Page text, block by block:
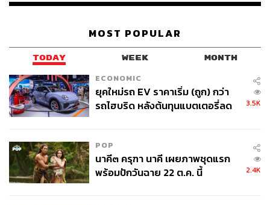
MOST POPULAR
TODAY WEEK MONTH
ECONOMIC
ยุคใหม่รถ EV ราคาเริ่ม (ถูก) กว่า
รถไฮบริด หลังต้นทุนแบตเตอรี่ลด
3.5K
POP
นาคี๓ ครุฑา นาคี เผยภาพชุดแรก
พร้อมปักวันฉาย 22 ต.ค. นี้
2.4K